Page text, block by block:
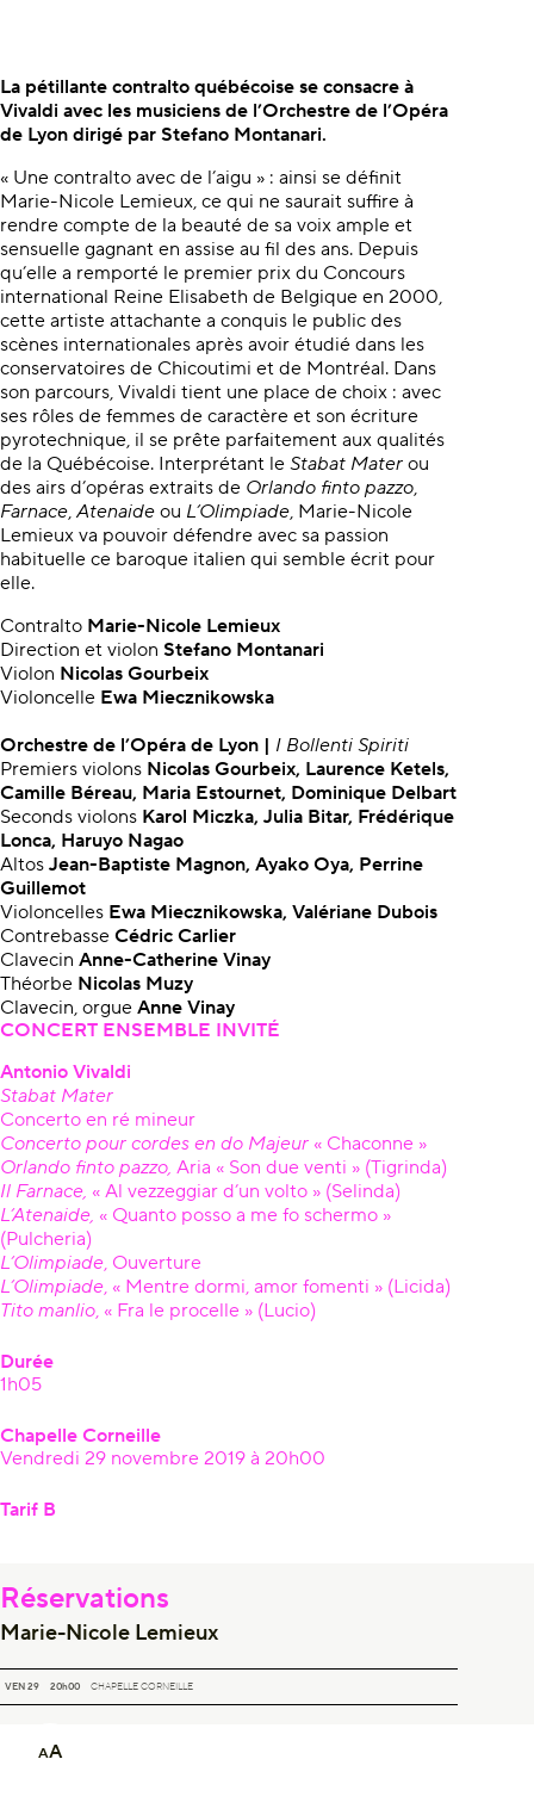
AA
À propos du concert
La pétillante contralto québécoise se consacre à
Vivaldi avec les musiciens de l’Orchestre de l’Opéra
de Lyon dirigé par Stefano Montanari.
« Une contralto avec de l’aigu » : ainsi se définit
Marie-Nicole Lemieux, ce qui ne saurait suffire à
rendre compte de la beauté de sa voix ample et
sensuelle gagnant en assise au fil des ans. Depuis
qu’elle a remporté le premier prix du Concours
international Reine Elisabeth de Belgique en 2000,
cette artiste attachante a conquis le public des
scènes internationales après avoir étudié dans les
conservatoires de Chicoutimi et de Montréal. Dans
son parcours, Vivaldi tient une place de choix : avec
ses rôles de femmes de caractère et son écriture
pyrotechnique, il se prête parfaitement aux qualités
de la Québécoise. Interprétant le Stabat Mater ou
des airs d’opéras extraits de Orlando finto pazzo,
Farnace, Atenaide ou L’Olimpiade, Marie-Nicole
Lemieux va pouvoir défendre avec sa passion
habituelle ce baroque italien qui semble écrit pour
elle.
Contralto Marie-Nicole Lemieux
Direction et violon Stefano Montanari
Violon Nicolas Gourbeix
Violoncelle Ewa Miecznikowska
Orchestre de l’Opéra de Lyon | I Bollenti Spiriti
Premiers violons Nicolas Gourbeix, Laurence Ketels,
Camille Béreau, Maria Estournet, Dominique Delbart
Seconds violons Karol Miczka, Julia Bitar, Frédérique
Lonca, Haruyo Nagao
Altos Jean-Baptiste Magnon, Ayako Oya, Perrine
Guillemot
Violoncelles Ewa Miecznikowska, Valériane Dubois
Contrebasse Cédric Carlier
Clavecin Anne-Catherine Vinay
Théorbe Nicolas Muzy
Clavecin, orgue Anne Vinay
CONCERT ENSEMBLE INVITÉ
Antonio Vivaldi
Stabat Mater
Concerto en ré mineur
Concerto pour cordes en do Majeur « Chaconne »
Orlando finto pazzo, Aria « Son due venti » (Tigrinda)
Il Farnace, « Al vezzeggiar d’un volto » (Selinda)
L’Atenaide, « Quanto posso a me fo schermo »
(Pulcheria)
L’Olimpiade, Ouverture
L’Olimpiade, « Mentre dormi, amor fomenti » (Licida)
Tito manlio, « Fra le procelle » (Lucio)
Durée
1h05
Chapelle Corneille
Vendredi 29 novembre 2019 à 20h00
Tarif B
Réservations
Marie-Nicole Lemieux
VEN 29 20h00
MARIE-NICOLE LEMIEUXCHAPELLE CORNEILLE